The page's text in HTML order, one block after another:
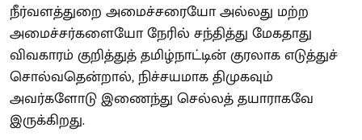
நீர்வளத்துறை அமைச்சரையோ அல்லது மற்ற
அமைச்சர்களையோ நேரில் சந்தித்து மேகதாது
விவகாரம் குறித்துத் தமிழ்நாட்டின் குரலாக எடுத்துச்
சொல்வதென்றால், நிச்சயமாக திமுகவும்
அவர்களோடு இணைந்து செல்லத் தயாராகவே
இருக்கிறது.